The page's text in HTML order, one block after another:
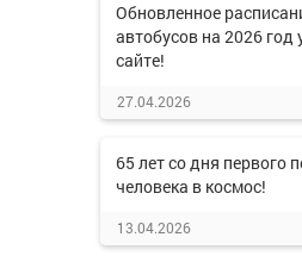
Обновленное
автобусов на 2026 год
сайте!
27.04.2026
65 лет со дня первого
человека в космос!
13.04.2026